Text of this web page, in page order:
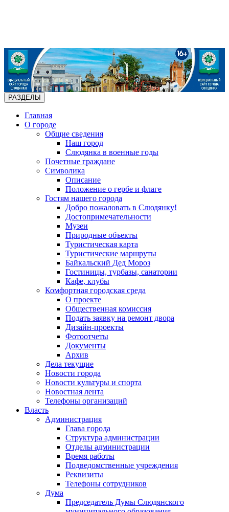
РАЗДЕЛЫ
Главная
О городе
Общие сведения
Наш город
Слюдянка в военные годы
Почетные граждане
Символика
Описание
Положение о гербе и флаге
Гостям нашего города
Добро пожаловать в Слюдянку!
Достопримечательности
Музеи
Природные объекты
Туристическая карта
Туристические маршруты
Байкальский Дед Мороз
Гостиницы, турбазы, санатории
Кафе, клубы
Комфортная городская среда
О проекте
Общественная комиссия
Подать заявку на ремонт двора
Дизайн-проекты
Фотоотчеты
Документы
Архив
Дела текущие
Новости города
Новости культуры и спорта
Новостная лента
Телефоны организаций
Власть
Администрация
Глава города
Структура администрации
Отделы администрации
Время работы
Подведомственные учреждения
Реквизиты
Телефоны сотрудников
Дума
Председатель Думы Слюдянского